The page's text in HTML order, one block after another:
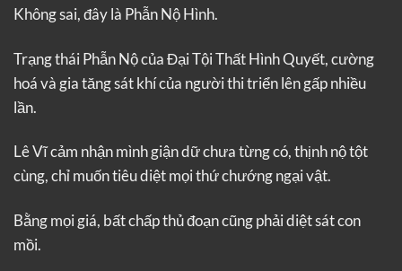
Không sai, đây là Phẫn Nộ Hình.
Trạng thái Phẫn Nộ của Đại Tội Thất Hình Quyết, cường
hoá và gia tăng sát khí của người thi triển lên gấp nhiều
lần.
Lê Vĩ cảm nhận mình giận dữ chưa từng có, thịnh nộ tột
cùng, chỉ muốn tiêu diệt mọi thứ chướng ngại vật.
Bằng mọi giá, bất chấp thủ đoạn cũng phải diệt sát con
mồi.